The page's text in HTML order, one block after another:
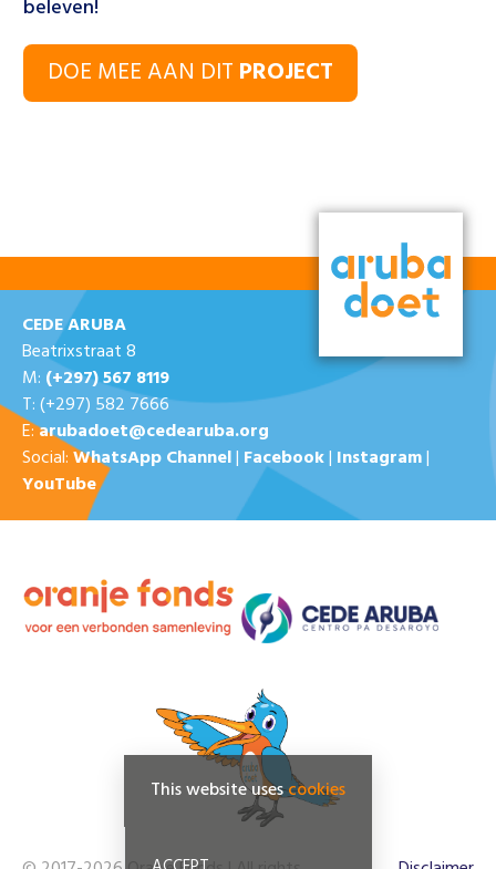
beleven!
DOE MEE AAN DIT PROJECT
CEDE ARUBA
Beatrixstraat 8
M: (+297) 567 8119
T: (+297) 582 7666
E:arubadoet@cedearuba.org
Social:WhatsApp Channel| Facebook| Instagram|
YouTube
This website usescookies